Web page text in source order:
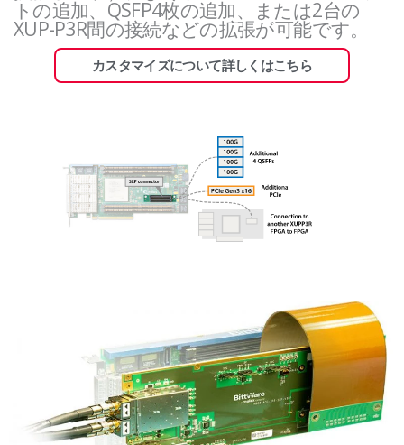
トの追加、QSFP4枚の追加、または2台の
XUP-P3R間の接続などの拡張が可能です。
カスタマイズについて詳しくはこちら